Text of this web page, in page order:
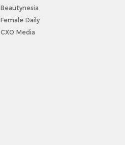
Beautynesia
Female Daily
CXO Media